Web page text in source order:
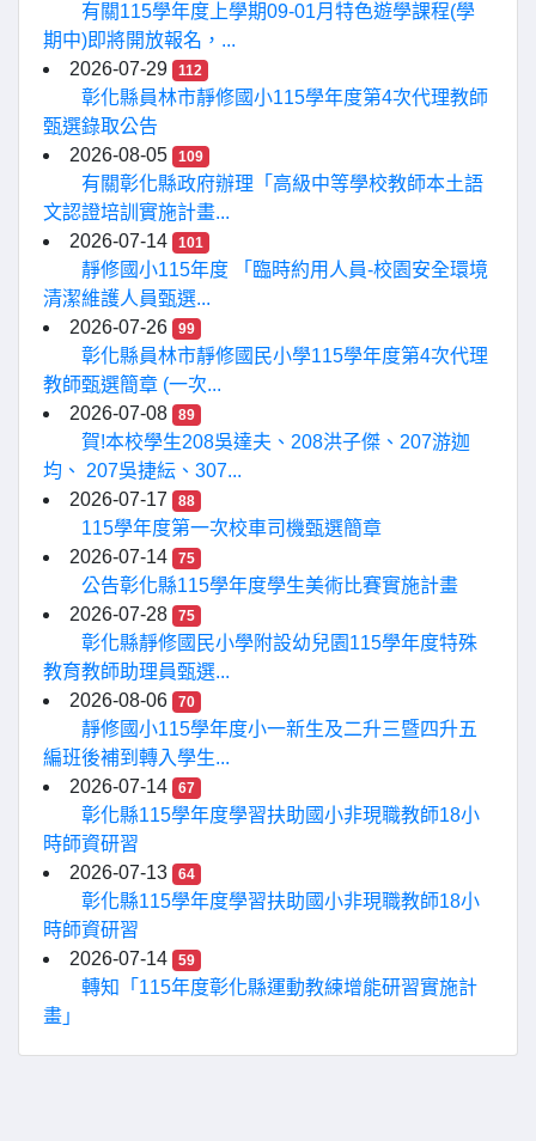
有關115學年度上學期09-01月特色遊學課程(學
期中)即將開放報名，...
2026-07-29
112
彰化縣員林市靜修國小115學年度第4次代理教師
甄選錄取公告
2026-08-05
109
有關彰化縣政府辦理「高級中等學校教師本土語
文認證培訓實施計畫...
2026-07-14
101
靜修國小115年度 「臨時約用人員-校園安全環境
清潔維護人員甄選...
2026-07-26
99
彰化縣員林市靜修國民小學115學年度第4次代理
教師甄選簡章 (一次...
2026-07-08
89
賀!本校學生208吳達夫、208洪子傑、207游迦
均、 207吳捷紜、307...
2026-07-17
88
115學年度第一次校車司機甄選簡章
2026-07-14
75
公告彰化縣115學年度學生美術比賽實施計畫
2026-07-28
75
彰化縣靜修國民小學附設幼兒園115學年度特殊
教育教師助理員甄選...
2026-08-06
70
靜修國小115學年度小一新生及二升三暨四升五
編班後補到轉入學生...
2026-07-14
67
彰化縣115學年度學習扶助國小非現職教師18小
時師資研習
2026-07-13
64
彰化縣115學年度學習扶助國小非現職教師18小
時師資研習
2026-07-14
59
轉知「115年度彰化縣運動教練增能研習實施計
畫」